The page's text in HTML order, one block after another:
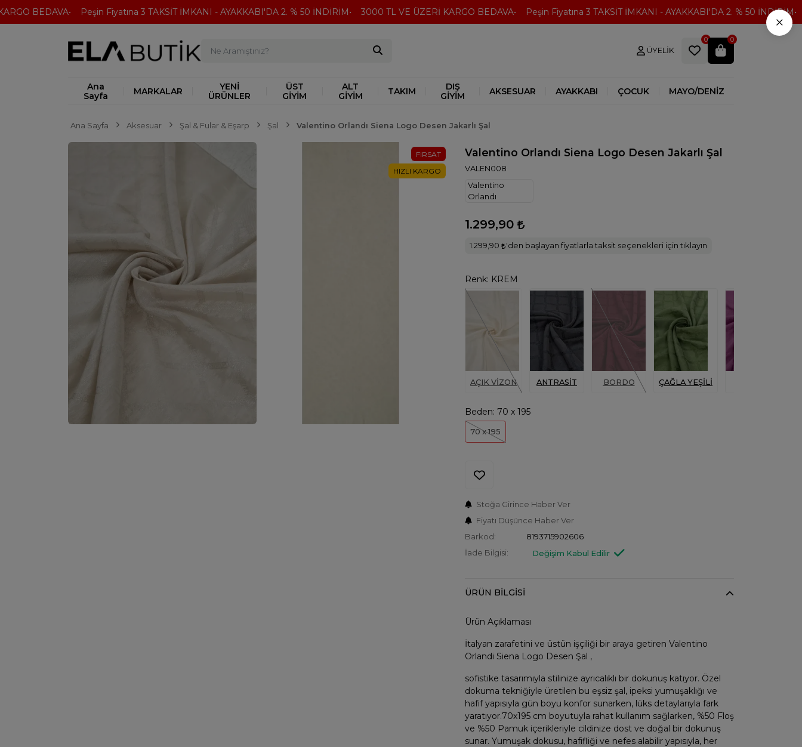
BEDAVA Peşin Fiyatına 3 TAKSİT İMKANI - AYAKKABI'DA 2. % 50 İNDİRİM 3000 TL VE ÜZERİ KARGO BEDAVA Peşin Fiyatına 3 TAKSİT İMKANI - AYAKKABI'DA 2. % 50 İNDİRİM
ÜYELIK
0 0
Ana
Sayfa
MARKALAR
YENİ
ÜRÜNLER
ÜST
GİYİM
ALT
GİYİM
TAKIM
DIŞ
GİYİM
AKSESUAR AYAKKABI ÇOCUK MAYO/DENİZ
Ana Sayfa Aksesuar Şal & Fular & Eşarp Şal Valentino Orlandı Siena Logo Desen Jakarlı Şal
FIRSAT
HIZLI KARGO
Valentino Orlandı Siena Logo Desen Jakarlı Şal
VALEN008
Valentino
Orlandı
1.299,90
1.299,90 'den başlayan fiyatlarla taksit seçenekleri için tıklayın
Renk: KREM
AÇIK VİZON ANTRASİT BORDO ÇAĞLA YEŞİLİ
Beden: 70 x 195
70 x 195
Stoğa Girince Haber Ver
Fiyatı Düşünce Haber Ver
Barkod:
8193715902606
İade Bilgisi:
Değişim Kabul Edilir
ÜRÜN BILGISI
Ürün Açıklaması
İtalyan zarafetini ve üstün işçiliği bir araya getiren Valentino
Orlandi Siena Logo Desen Şal ,
sofistike tasarımıyla stilinize ayrıcalıklı bir dokunuş katıyor. Özel
dokuma tekniğiyle üretilen bu eşsiz şal, ipeksi yumuşaklığı ve
hafif yapısıyla gün boyu konfor sunarken, lüks detaylarıyla fark
yaratıyor.70x195 cm boyutuyla rahat kullanım sağlarken, %50 Floş
ve %50 Pamuk içerikleriyle cildinize dost ve doğal bir dokunuş
sunar. Yumuşak dokusu, hafifliği ve nefes alabilir yapısıyla, her
×